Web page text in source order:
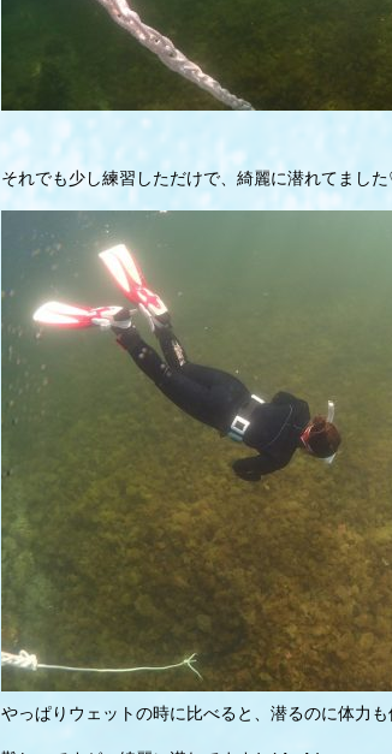
それでも少し練習しただけで、綺麗に潜れてまし
やっぱりウェットの時に比べると、潜るのに体力